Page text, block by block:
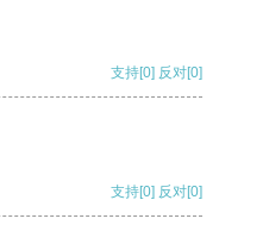
支持[0] 反对[0]
支持[0] 反对[0]